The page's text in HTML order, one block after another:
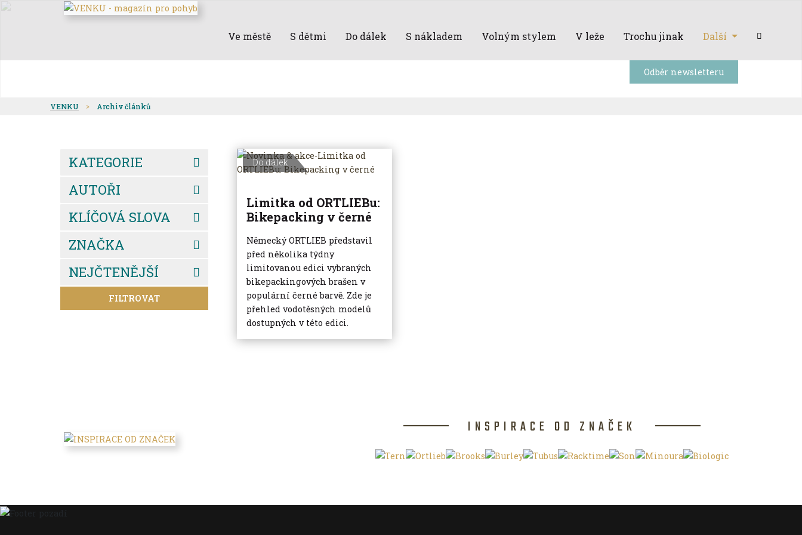
Ve městě S dětmi Do dálek S nákladem Volným stylem V leže Trochu jinak Další
Odběr newsletteru
VENKU Archiv článků
KATEGORIE
AUTOŘI
KLÍČOVÁ SLOVA
ZNAČKA
NEJČTENĚJŠÍ
FILTROVAT
Do dálek
Limitka od ORTLIEBu:
Bikepacking v černé
Německý ORTLIEB představil
před několika týdny
limitovanou edici vybraných
bikepackingových brašen v
populární černé barvě. Zde je
přehled vodotěsných modelů
dostupných v této edici.
INSPIRACE OD ZNAČEK